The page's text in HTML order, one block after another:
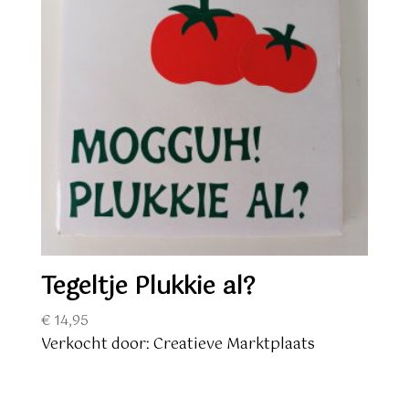
Tegeltje Plukkie al?
€14,95
Verkocht door: Creatieve Marktplaats